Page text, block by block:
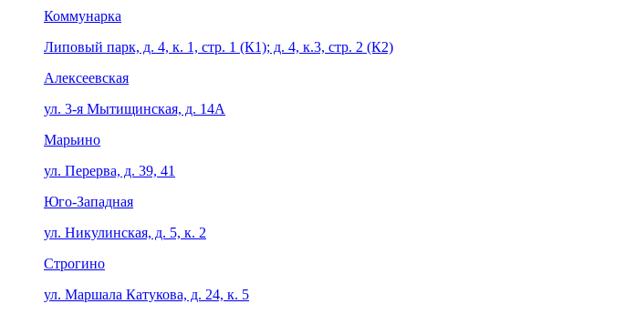
Коммунарка
Липовый парк, д. 4, к. 1, стр. 1 (К1); д. 4, к.3, стр. 2 (К2)
Алексеевская
ул. 3-я Мытищинская, д. 14А
Марьино
ул. Перерва, д. 39, 41
Юго-Западная
ул. Никулинская, д. 5, к. 2
Строгино
ул. Маршала Катукова, д. 24, к. 5